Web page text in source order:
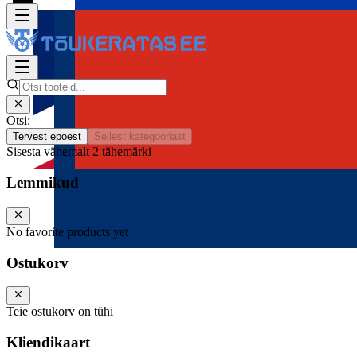
Otsi:
Tervest epoest Sellest kategooriast
Sisesta vähemalt 2 tähemärki
Lemmikud
No favorite products yet
Ostukorv
Teie ostukorv on tühi
Kliendikaart